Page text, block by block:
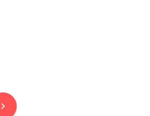
navigate_next